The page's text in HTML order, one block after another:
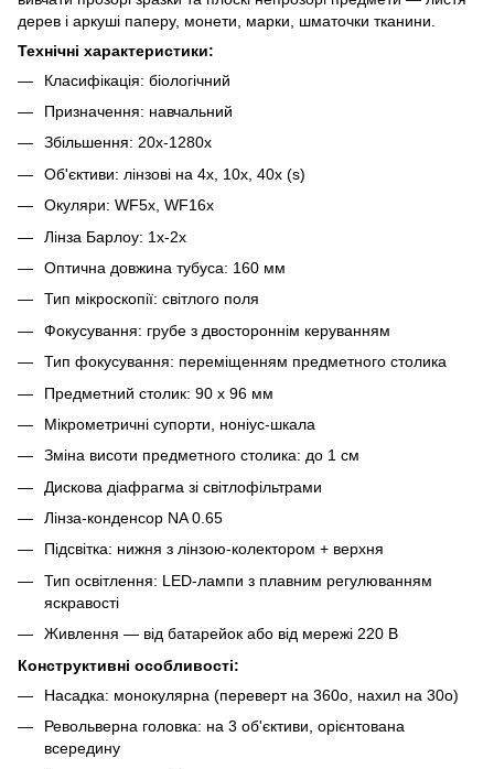
дерев і аркуші паперу, монети, марки, шматочки тканини.
Технічні характеристики:
Класифікація: біологічний
Призначення: навчальний
Збільшення: 20x-1280x
Об'єктиви: лінзові на 4x, 10x, 40x (s)
Окуляри: WF5x, WF16x
Лінза Барлоу: 1x-2x
Оптична довжина тубуса: 160 мм
Тип мікроскопії: світлого поля
Фокусування: грубе з двостороннім керуванням
Тип фокусування: переміщенням предметного столика
Предметний столик: 90 x 96 мм
Мікрометричні супорти, ноніус-шкала
Зміна висоти предметного столика: до 1 см
Дискова діафрагма зі світлофільтрами
Лінза-конденсор NA 0.65
Підсвітка: нижня з лінзою-колектором + верхня
Тип освітлення: LED-лампи з плавним регулюванням
яскравості
Живлення — від батарейок або від мережі 220 В
Конструктивні особливості:
Насадка: монокулярна (переверт на 360o, нахил на 30o)
Револьверна головка: на 3 об'єктиви, орієнтована
всередину